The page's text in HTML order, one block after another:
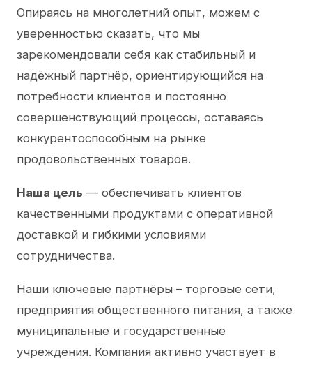
Опираясь на многолетний опыт, можем с
уверенностью сказать, что мы
зарекомендовали себя как стабильный и
надёжный партнёр, ориентирующийся на
потребности клиентов и постоянно
совершенствующий процессы, оставаясь
конкурентоспособным на рынке
продовольственных товаров.
Наша цель — обеспечивать клиентов
качественными продуктами с оперативной
доставкой и гибкими условиями
сотрудничества.
Наши ключевые партнёры – торговые сети,
предприятия общественного питания, а также
муниципальные и государственные
учреждения. Компания активно участвует в